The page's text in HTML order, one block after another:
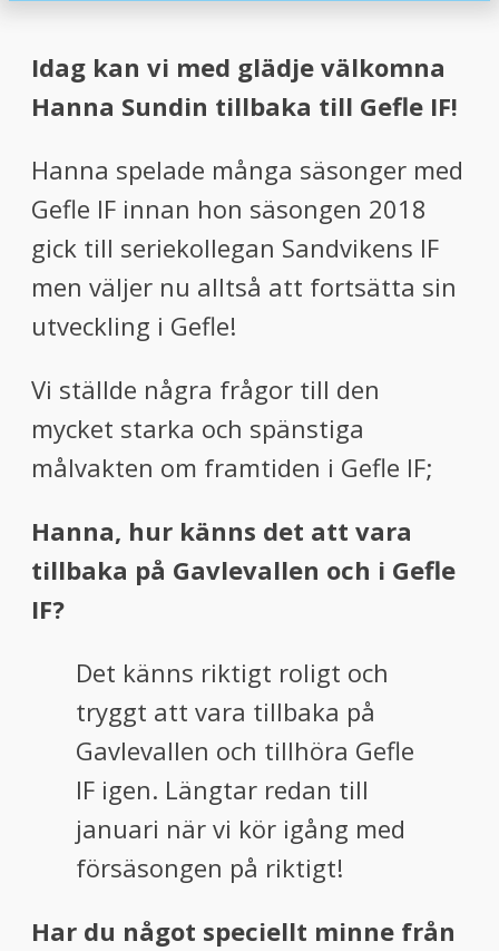
Idag kan vi med glädje välkomna
Hanna Sundin tillbaka till Gefle IF!
Hanna spelade många säsonger med
Gefle IF innan hon säsongen 2018
gick till seriekollegan Sandvikens IF
men väljer nu alltså att fortsätta sin
utveckling i Gefle!
Vi ställde några frågor till den
mycket starka och spänstiga
målvakten om framtiden i Gefle IF;
Hanna, hur känns det att vara
tillbaka på Gavlevallen och i Gefle
IF?
Det känns riktigt roligt och
tryggt att vara tillbaka på
Gavlevallen och tillhöra Gefle
IF igen. Längtar redan till
januari när vi kör igång med
försäsongen på riktigt!
Har du något speciellt minne från